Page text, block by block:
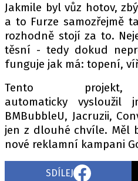
Jakmile byl vůz hotov,
a to Furze samozřejmě
rozhodně stojí za to.
těsní - tedy dokud
funguje jak má: topení,
Tento
automaticky vysloužil
BMBubbleU, Jacruzii,
jen z dlouhé chvíle. Měl
nové reklamní kampani
SDÍLEJ